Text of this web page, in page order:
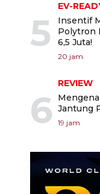
5
EV-
Insentif
Polytron
6,5 Juta!
20 jam
6
REVIEW
Jantung
19 jam